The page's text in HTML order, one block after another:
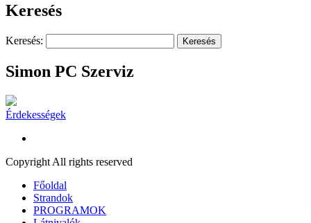
Keresés
Keresés:
Simon PC Szerviz
Érdekességek
Copyright All rights reserved
Főoldal
Strandok
PROGRAMOK